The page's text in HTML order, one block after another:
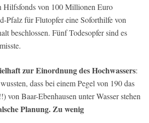
Hilfsfonds von 100 Millionen Euro
Pfalz für Flutopfer eine Soforthilfe von
beschlossen. Fünf Todesopfer sind es
zur Einordnung des Hochwassers:
dass bei einem Pegel von 190 das
von Baar-Ebenhausen unter Wasser stehen
Planung. Zu wenig